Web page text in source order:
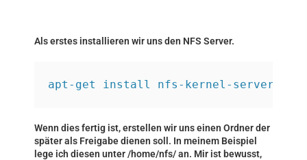
Als erstes installieren wir uns den NFS Server.
Wenn dies fertig ist, erstellen wir uns einen Ordner der
später als Freigabe dienen soll. In meinem Beispiel
lege ich diesen unter /home/nfs/ an. Mir ist bewusst,